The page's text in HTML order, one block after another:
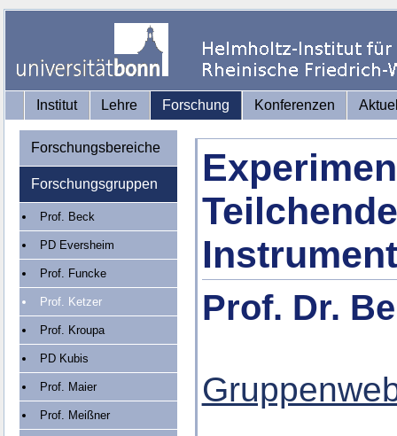
Institut Lehre Forschung Konferenzen
Forschungsbereiche
Forschungsgruppen
Prof. Beck
PD Eversheim
Prof. Funcke
Prof. Ketzer
Prof. Kroupa
PD Kubis
Prof. Maier
Prof. Meißner
Prof. Dr.